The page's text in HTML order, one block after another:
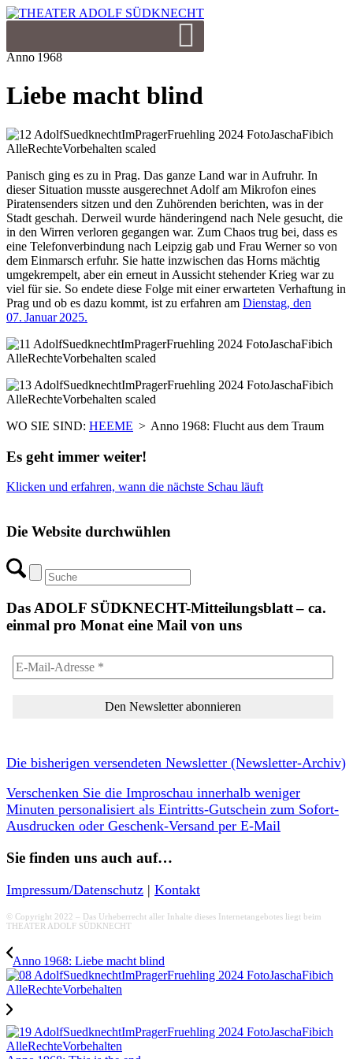
Anno 1968
Liebe macht blind
Panisch ging es zu in Prag. Das ganze Land war in Aufruhr. In
dieser Situation musste ausgerechnet Adolf am Mikrofon eines
Piratensenders sitzen und den Zuhörenden berichten, was in der
Stadt geschah. Derweil wurde händeringend nach Nele gesucht, die
in den Wirren verloren gegangen war. Zum Chaos trug bei, dass es
eine Telefonverbindung nach Leipzig gab und Frau Werner so von
dem Einmarsch erfuhr. Sie hatte inzwischen das Horns mächtig
umgekrempelt, aber ein erneut in Aussicht stehender Krieg war zu
viel für sie. So endete diese Folge mit einer erwarteten Verhaftung in
Prag und ob es dazu kommt, ist zu erfahren am Dienstag, den
07. Januar 2025.
WO SIE SIND: HEEME > Anno 1968: Flucht aus dem Traum
Es geht immer weiter!
Klicken und erfahren, wann die nächste Schau läuft
Die Website durchwühlen
Das ADOLF SÜDKNECHT-Mitteilungsblatt – ca.
einmal pro Monat eine Mail von uns
Die bisherigen versendeten Newsletter (Newsletter-Archiv)
Verschenken Sie die Improschau innerhalb weniger
Minuten personalisiert als Eintritts-Gutschein zum Sofort-
Ausdrucken oder Geschenk-Versand per E-Mail
Sie finden uns auch auf…
Impressum/Datenschutz | Kontakt
© Copyright 2022 – Das Urheberrecht aller Inhalte dieses Internetangebotes liegt beim
THEATER ADOLF SÜDKNECHT
Anno 1968: Liebe macht blind